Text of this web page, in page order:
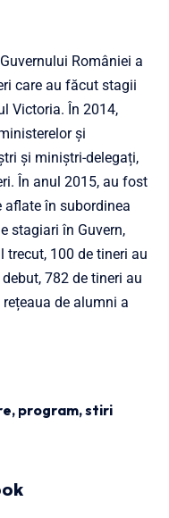
României a
care au făcut stagii
Victoria. În 2014,
și
și miniștri-delegați,
În anul 2015, au fost
în subordinea
stagiari în Guvern,
trecut, 100 de tineri au
782 de tineri au
de alumni a
, program,stiri